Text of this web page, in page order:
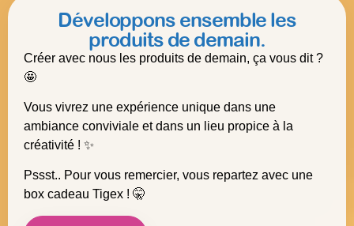
Développons ensemble les
produits de demain.
Créer avec nous les produits de demain, ça vous dit ?
🤩
Vous vivrez une expérience unique dans une
ambiance conviviale et dans un lieu propice à la
créativité ! ✨
Pssst.. Pour vous remercier, vous repartez avec une
box cadeau Tigex ! 🤫